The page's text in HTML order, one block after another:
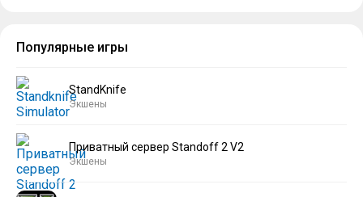
Популярные игры
StandKnife
Экшены
Приватный сервер Standoff 2 V2
Экшены